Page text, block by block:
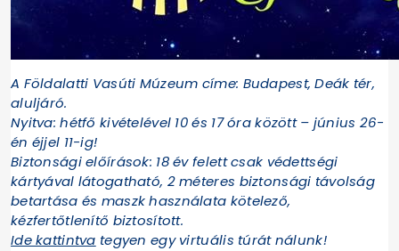
A Földalatti Vasúti Múzeum címe: Budapest, Deák tér,
aluljáró.
Nyitva: hétfő kivételével 10 és 17 óra között – június 26-
én éjjel 11-ig!
Biztonsági előírások: 18 év felett csak védettségi
kártyával látogatható, 2 méteres biztonsági távolság
betartása és maszk használata kötelező,
kézfertőtlenítő biztosított.
Ide kattintva tegyen egy virtuális túrát nálunk!